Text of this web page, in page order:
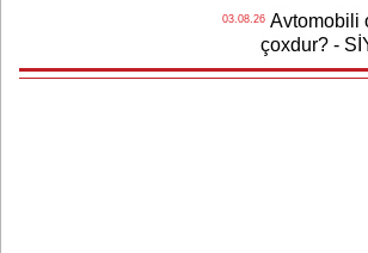
03.08.26Avtomobili
çoxdur? -